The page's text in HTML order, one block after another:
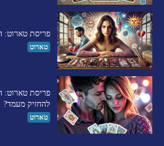
פריסת טארוט:
טארוט
פריסת טארוט:
להחזיק מעמד?
טארוט